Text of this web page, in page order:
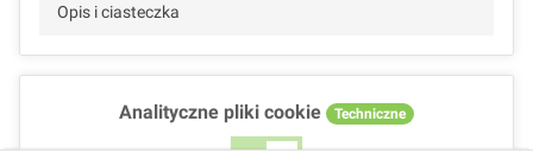
Opis i ciasteczka
Analityczne pliki cookie Techniczne